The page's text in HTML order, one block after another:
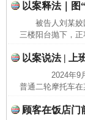
以案释法｜图
被告人刘某
三楼阳台抛下，
以案说法 | 上
2024年9月
普通二轮摩托车
顾客在饭店门